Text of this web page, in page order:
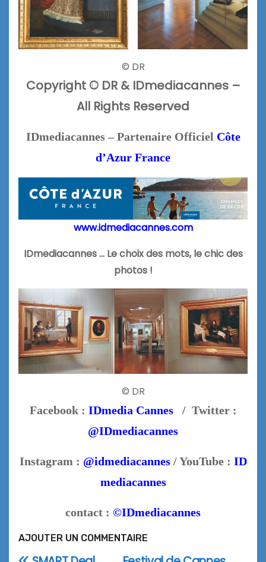
© DR
Copyright© DR & IDmediacannes –
All Rights Reserved
IDmediacannes – Partenaire Officiel Côte
d’Azur France
www.idmediacannes.com
IDmediacannes … Le choix des mots, le chic des
photos !
© DR
Facebook : IDmedia Cannes/ Twitter :
@IDmediacannes
Instagram : @idmediacannes/ YouTube : ID
mediacannes
contact : ©IDmediacannes
AJOUTER UN COMMENTAIRE